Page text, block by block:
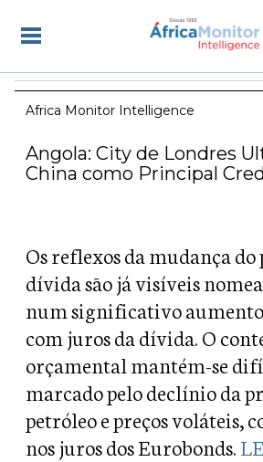
Africa Monitor Intelligence
Angola: City de Londres
China como Principal
Os reflexos da mudança
dívida são já visíveis
num significativo aumento
com juros da dívida. O
orçamental mantém-se
marcado pelo declínio da
petróleo e preços voláteis,
nos juros dos Eurobonds.